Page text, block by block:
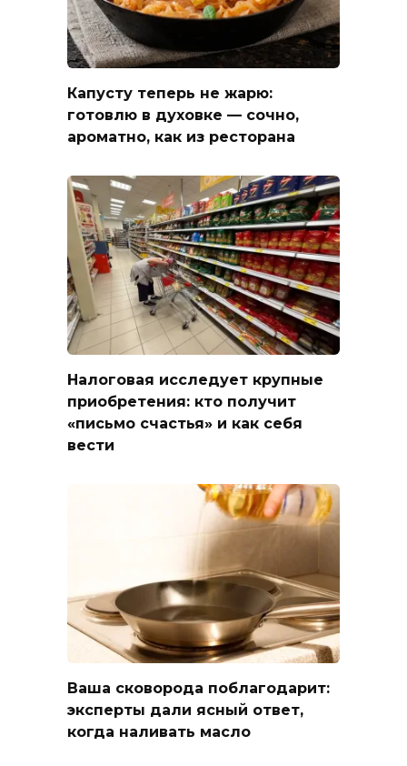
Капусту теперь не жарю:
готовлю в духовке — сочно,
ароматно, как из ресторана
Налоговая исследует крупные
приобретения: кто получит
«письмо счастья» и как себя
вести
Ваша сковорода поблагодарит:
эксперты дали ясный ответ,
когда наливать масло